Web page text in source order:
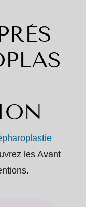
les Avant